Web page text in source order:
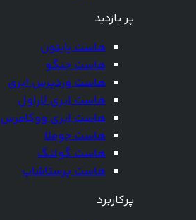
پر بازدید
هاست پایتون
هاست جنگو
هاست وردپرس ابری
هاست ابری لاراول
هاست ابری ووکامرس
هاست جوملا
هاست گولنگ
هاست پرستاشاپ
پرکاربرد